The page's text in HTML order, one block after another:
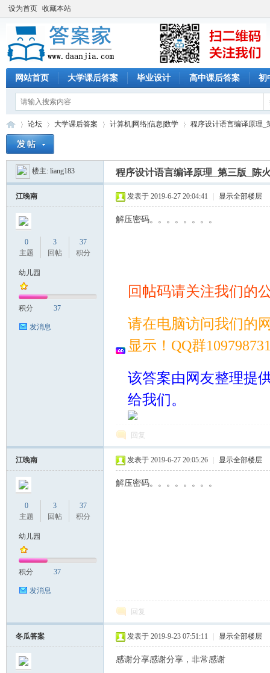
设为首页 收藏本站
网站首页 大学课后答案 毕业设计 高中课后答案 初
»
论坛
›
大学课后答案 计算机|网络|信息|数学
›
程序设计语言编译原理_
楼主: liang183 程序设计语言编译原理_第三版_陈
江晚南
0
主题
3
回帖
37
积分
幼儿园
积分 37
发消息
发表于 2019-6-27 20:04:41 显示全部楼层
解压密码。。。。。。。。
回帖码请关注我们的
请在电脑访问我们的
显示！QQ群
该答案由网友整理提
给我们。
回复
江晚南
0
主题
3
回帖
37
积分
幼儿园
积分 37
发消息
发表于 2019-6-27 20:05:26 显示全部楼层
解压密码。。。。。。。。
回复
冬瓜答案 发表于 2019-9-23 07:51:11 显示全部楼层
感谢分享感谢分享，非常感谢